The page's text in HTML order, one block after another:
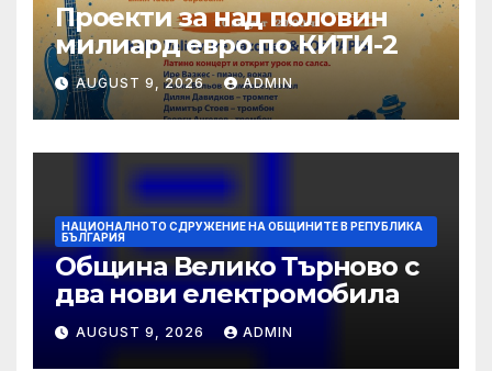
Проекти за над половин
милиард евро по КИТИ-2
AUGUST 9, 2026 ADMIN
НАЦИОНАЛНОТО СДРУЖЕНИЕ НА ОБЩИНИТЕ В РЕПУБЛИКА
БЪЛГАРИЯ
Община Велико Търново с
два нови електромобила
AUGUST 9, 2026 ADMIN